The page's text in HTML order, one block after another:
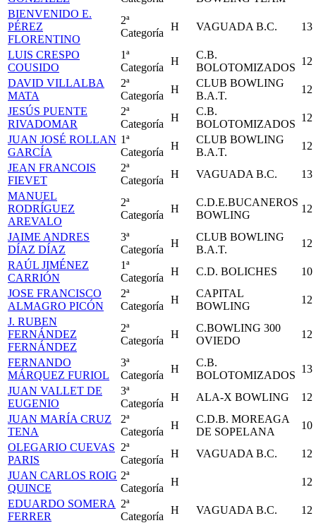
BIENVENIDO E.
PÉREZ
FLORENTINO
2ª
Categoría
H VAGUADA B.C. 13
LUIS CRESPO
COUSIDO
1ª
Categoría
H
C.B.
BOLOTOMIZADOS
12
DAVID VILLALBA
MATA
2ª
Categoría
H
CLUB BOWLING
B.A.T.
12
JESÚS PUENTE
RIVADOMAR
2ª
Categoría
H
C.B.
BOLOTOMIZADOS
12
JUAN JOSÉ ROLLAN
GARCÍA
1ª
Categoría
H
CLUB BOWLING
B.A.T.
12
JEAN FRANCOIS
FIEVET
2ª
Categoría
H VAGUADA B.C.
13
MANUEL
RODRÍGUEZ
AREVALO
2ª
Categoría
H
C.D.E.BUCANEROS
BOWLING
12
JAIME ANDRES
DÍAZ DÍAZ
3ª
Categoría
H
CLUB BOWLING
B.A.T.
12
RAÚL JIMÉNEZ
CARRIÓN
1ª
Categoría
H C.D. BOLICHES
10
JOSE FRANCISCO
ALMAGRO PICÓN
2ª
Categoría
H
CAPITAL
BOWLING
12
J. RUBEN
FERNÁNDEZ
FERNÁNDEZ
2ª
Categoría
H
C.BOWLING 300
OVIEDO
12
FERNANDO
MÁRQUEZ FURIOL
3ª
Categoría
H
C.B.
BOLOTOMIZADOS
13
JUAN VALLET DE
EUGENIO
3ª
Categoría
H ALA-X BOWLING
12
JUAN MARÍA CRUZ
TENA
2ª
Categoría
H
C.D.B. MOREAGA
DE SOPELANA
10
OLEGARIO CUEVAS
PARIS
2ª
Categoría
H VAGUADA B.C.
12
JUAN CARLOS ROIG
QUINCE
2ª
Categoría
H
12
EDUARDO SOMERA
FERRER
2ª
Categoría
H VAGUADA B.C.
12